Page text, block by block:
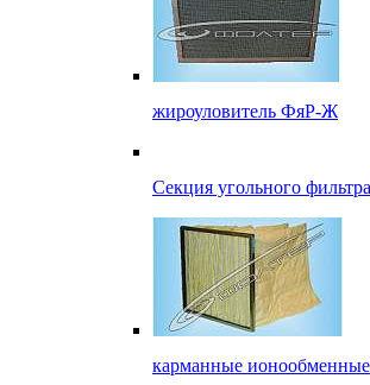
жироуловитель ФяР-Ж
Секция угольного
карманные